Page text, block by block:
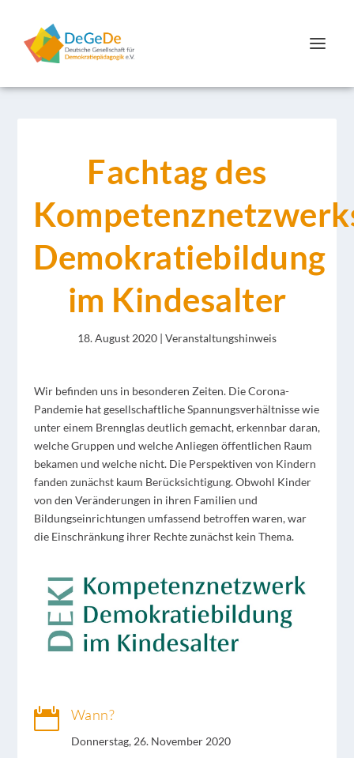
Fachtag des
Demokratiebildung
im Kindesalter
18. August 2020 | Veranstaltungshinweis
Wir befinden uns in besonderen Zeiten. Die Corona-
Pandemie hat gesellschaftliche Spannungsverhältnisse wie
unter einem Brennglas deutlich gemacht, erkennbar daran,
welche Gruppen und welche Anliegen öffentlichen Raum
bekamen und welche nicht. Die Perspektiven von Kindern
fanden zunächst kaum Berücksichtigung. Obwohl Kinder
von den Veränderungen in ihren Familien und
Bildungseinrichtungen umfassend betroffen waren, war
die Einschränkung ihrer Rechte zunächst kein Thema.
 Wann?
Donnerstag, 26. November 2020